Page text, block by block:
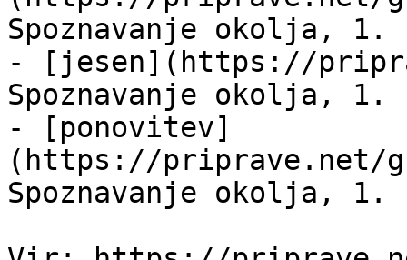
Spoznavanje okolja, 1.
- [jesen](https://
Spoznavanje okolja, 1.
- [ponovitev]
(https://priprave.net/
Spoznavanje okolja, 1.